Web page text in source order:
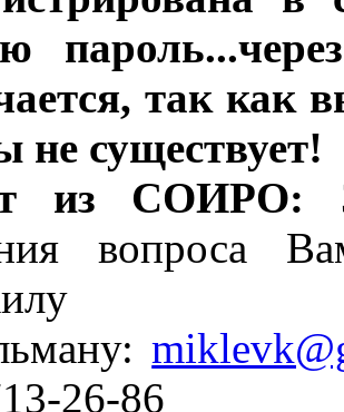
так как
не существует!
из СОИРО:
вопроса
26-86